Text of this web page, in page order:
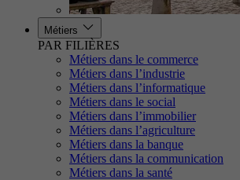
Métiers
PAR FILIÈRES
Métiers dans le commerce
Métiers dans l’industrie
Métiers dans l’informatique
Métiers dans le social
Métiers dans l’immobilier
Métiers dans l’agriculture
Métiers dans la banque
Métiers dans la communication
Métiers dans la santé